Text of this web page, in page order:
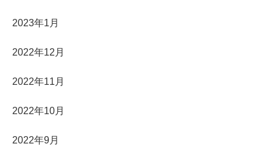
2023年1月
2022年12月
2022年11月
2022年10月
2022年9月